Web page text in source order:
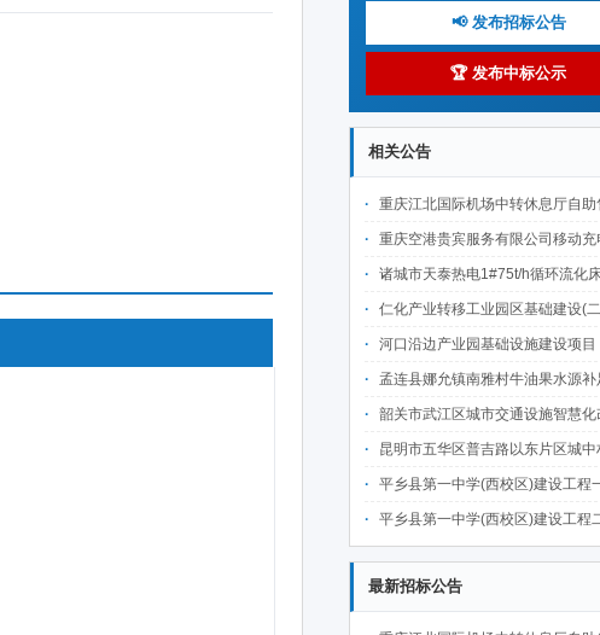
📢 发布招标公告
🏆 发布中标公示
相关公告
重庆江北国际机场中转休息厅自助售卖机点位公开招
重庆空港贵宾服务有限公司移动充电宝点位资源公开
诸城市天泰热电1#75t/h循环流化床锅炉及配套设施升级改造项目（设计施工一体
仁化产业转移工业园区基础建设(二期)一韶关仁化产业园区工业二路道路及桥梁(西侧扩园段)建设
河口沿边产业园基础设施建设项目（二期）设计施工总承包（EPC）(三次
孟连县娜允镇南雅村牛油果水源补足提质增效建设项目
韶关市武江区城市交通设施智慧化改造提升项目-基础建设工程（一期）A标段施
昆明市五华区普吉路以东片区城中村改造项目（一期）A7、A-4-2地块安置房项目供配电设计施工一体化
平乡县第一中学(西校区)建设工程一标段施工
平乡县第一中学(西校区)建设工程二标段施工
最新招标公告